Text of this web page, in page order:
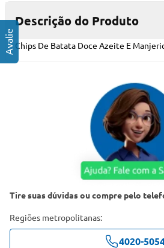
Descrição do Produto
Chips De Batata Doce Azeite E
Tire suas dúvidas ou compre pelo
Regiões metropolitanas:
4020-